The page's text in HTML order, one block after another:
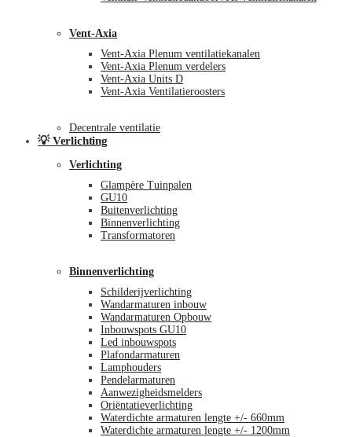
Vent-Axia
Vent-Axia Plenum ventilatiekanalen
Vent-Axia Plenum verdelers
Vent-Axia Units D
Vent-Axia Ventilatieroosters
Decentrale ventilatie
💡 Verlichting
Verlichting
Glampère Tuinpalen
GU10
Buitenverlichting
Binnenverlichting
Transformatoren
Binnenverlichting
Schilderijverlichting
Wandarmaturen inbouw
Wandarmaturen Opbouw
Inbouwspots GU10
Led inbouwspots
Plafondarmaturen
Lamphouders
Pendelarmaturen
Aanwezigheidsmelders
Oriëntatieverlichting
Waterdichte armaturen lengte +/- 660mm
Waterdichte armaturen lengte +/- 1200mm